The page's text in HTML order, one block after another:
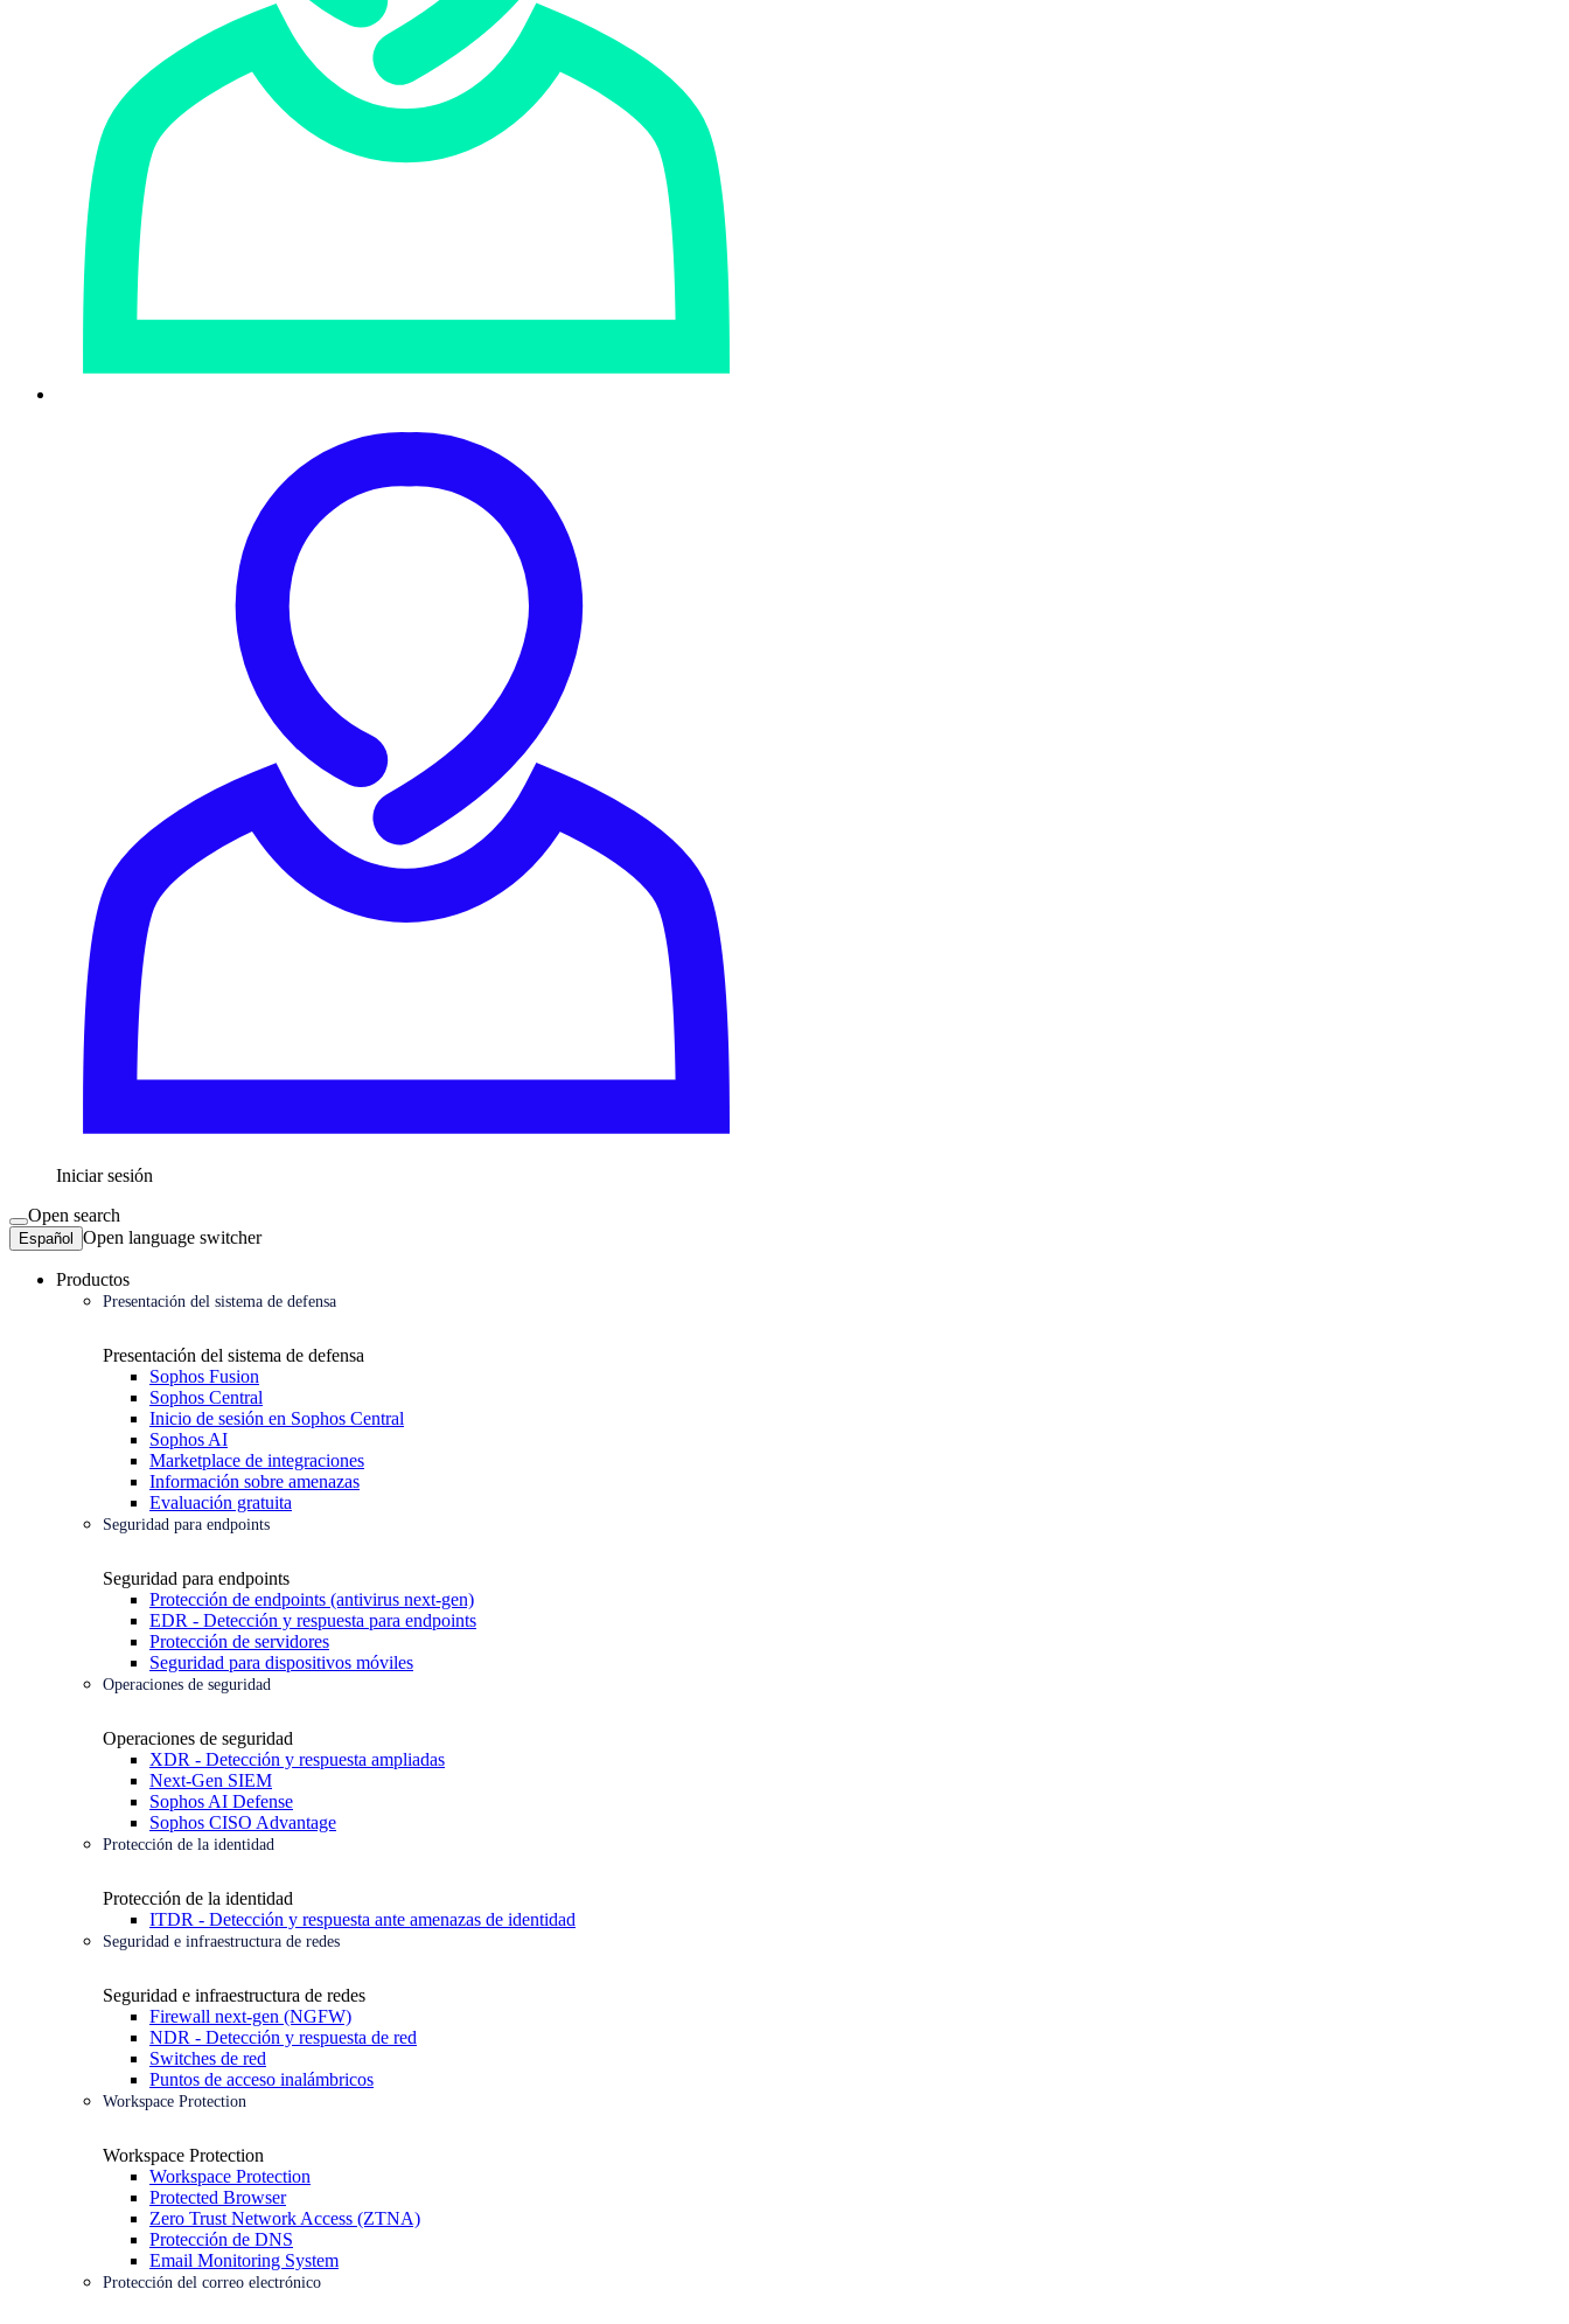
Iniciar sesión
Open search
Español Open language switcher
Productos
Presentación del sistema de defensa
Presentación del sistema de defensa
Sophos Fusion
Sophos Central
Inicio de sesión en Sophos Central
Sophos AI
Marketplace de integraciones
Información sobre amenazas
Evaluación gratuita
Seguridad para endpoints
Seguridad para endpoints
Protección de endpoints (antivirus next-gen)
EDR - Detección y respuesta para endpoints
Protección de servidores
Seguridad para dispositivos móviles
Operaciones de seguridad
Operaciones de seguridad
XDR - Detección y respuesta ampliadas
Next-Gen SIEM
Sophos AI Defense
Sophos CISO Advantage
Protección de la identidad
Protección de la identidad
ITDR - Detección y respuesta ante amenazas de identidad
Seguridad e infraestructura de redes
Seguridad e infraestructura de redes
Firewall next-gen (NGFW)
NDR - Detección y respuesta de red
Switches de red
Puntos de acceso inalámbricos
Workspace Protection
Workspace Protection
Workspace Protection
Protected Browser
Zero Trust Network Access (ZTNA)
Protección de DNS
Email Monitoring System
Protección del correo electrónico